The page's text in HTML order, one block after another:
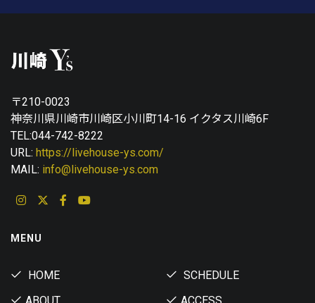
〒210-0023
神奈川県川崎市川崎区小川町14-16 イクタス川崎6F
TEL:044-742-8222
URL: https://livehouse-ys.com/
MAIL: info@livehouse-ys.com
MENU
HOME
SCHEDULE
ABOUT
ACCESS